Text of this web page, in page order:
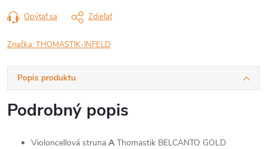
Opýtať sa Zdieľať
Značka:THOMASTIK-INFELD
Popis produktu
Podrobný popis
Violoncellová struna AThomastik BELCANTO GOLD